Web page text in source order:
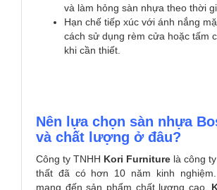
và làm hỏng sàn nhựa theo thời
Hạn chế tiếp xúc với ánh nắng
cách sử dụng rèm cửa hoặc tấm
khi cần thiết.
Nên lựa chọn sàn nhựa
và chất lượng ở đâu?
Công ty TNHH Kori Furniture là công
thất đã có hơn 10 năm kinh
mang đến sản phẩm chất lượng cao,